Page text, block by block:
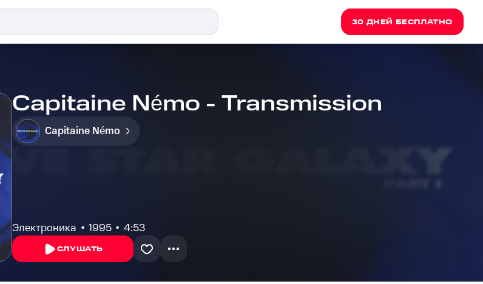
30 ДНЕЙ БЕСПЛАТНО
Capitaine Némo - Transmission
Capitaine Némo
Электроника 1995 4:53
СЛУШАТЬ